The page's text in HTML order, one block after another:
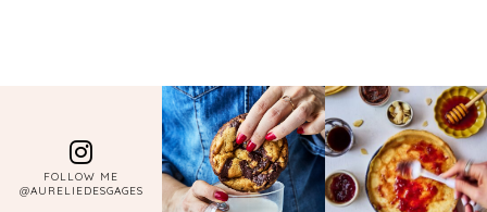
FOLLOW ME
@AURELIEDESGAGES